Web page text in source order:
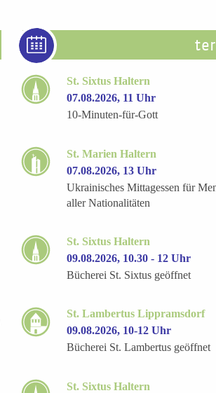
St. Sixtus Haltern
07.08.2026, 11 Uhr
10-Minuten-für-Gott
St. Marien Haltern
07.08.2026, 13 Uhr
Ukrainisches Mittagessen für
aller Nationalitäten
St. Sixtus Haltern
09.08.2026, 10.30 - 12 Uhr
Bücherei St. Sixtus geöffnet
St. Lambertus Lippramsdorf
09.08.2026, 10-12 Uhr
Bücherei St. Lambertus geöffnet
St. Sixtus Haltern